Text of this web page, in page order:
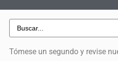
Tómese un segundo y revise